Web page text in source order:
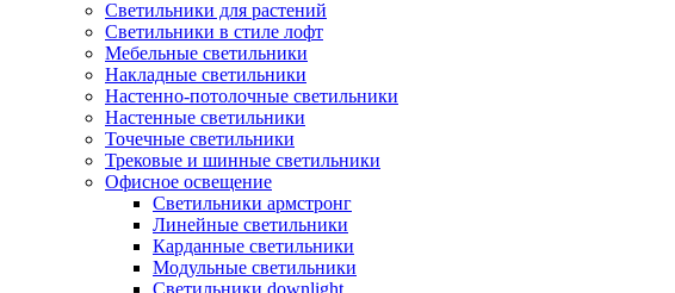
Светильники для растений
Светильники в стиле лофт
Мебельные светильники
Накладные светильники
Настенно-потолочные светильники
Настенные светильники
Точечные светильники
Трековые и шинные светильники
Офисное освещение
Светильники армстронг
Линейные светильники
Карданные светильники
Модульные светильники
Светильники downlight